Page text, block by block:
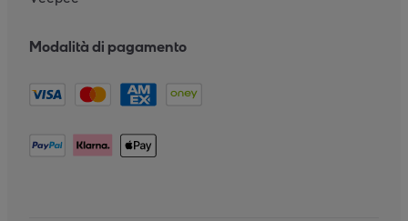
Modalità di pagamento